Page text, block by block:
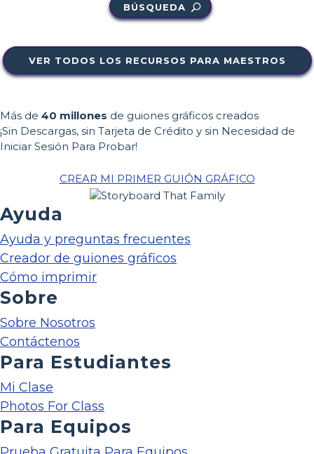
BÚSQUEDA
VER TODOS LOS RECURSOS PARA MAESTROS
Más de 40 millones de guiones gráficos creados
¡Sin Descargas, sin Tarjeta de Crédito y sin Necesidad de
Iniciar Sesión Para Probar!
CREAR MI PRIMER GUIÓN GRÁFICO
Ayuda
Ayuda y preguntas frecuentes
Creador de guiones gráficos
Cómo imprimir
Sobre
Sobre Nosotros
Contáctenos
Para Estudiantes
Mi Clase
Photos For Class
Para Equipos